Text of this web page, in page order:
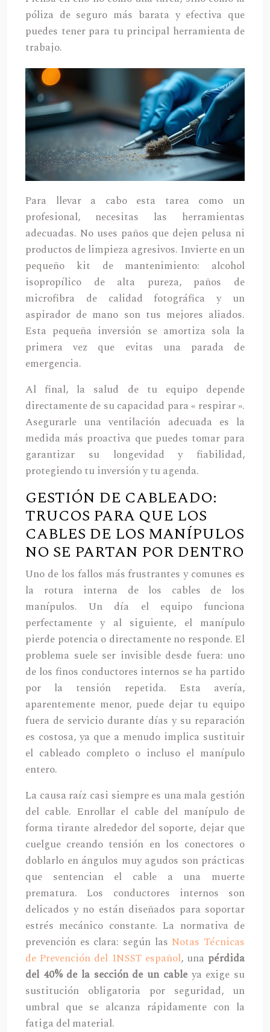
póliza de seguro más barata y efectiva que
puedes tener para tu principal herramienta de
trabajo.
Para llevar a cabo esta tarea como un
profesional, necesitas las herramientas
adecuadas. No uses paños que dejen pelusa ni
productos de limpieza agresivos. Invierte en un
pequeño kit de mantenimiento: alcohol
isopropílico de alta pureza, paños de
microfibra de calidad fotográfica y un
aspirador de mano son tus mejores aliados.
Esta pequeña inversión se amortiza sola la
primera vez que evitas una parada de
emergencia.
Al final, la salud de tu equipo depende
directamente de su capacidad para « respirar ».
Asegurarle una ventilación adecuada es la
medida más proactiva que puedes tomar para
garantizar su longevidad y fiabilidad,
protegiendo tu inversión y tu agenda.
GESTIÓN DE CABLEADO:
TRUCOS PARA QUE LOS
CABLES DE LOS MANÍPULOS
NO SE PARTAN POR DENTRO
Uno de los fallos más frustrantes y comunes es
la rotura interna de los cables de los
manípulos. Un día el equipo funciona
perfectamente y al siguiente, el manípulo
pierde potencia o directamente no responde. El
problema suele ser invisible desde fuera: uno
de los finos conductores internos se ha partido
por la tensión repetida. Esta avería,
aparentemente menor, puede dejar tu equipo
fuera de servicio durante días y su reparación
es costosa, ya que a menudo implica sustituir
el cableado completo o incluso el manípulo
entero.
La causa raíz casi siempre es una mala gestión
del cable. Enrollar el cable del manípulo de
forma tirante alrededor del soporte, dejar que
cuelgue creando tensión en los conectores o
doblarlo en ángulos muy agudos son prácticas
que sentencian el cable a una muerte
prematura. Los conductores internos son
delicados y no están diseñados para soportar
estrés mecánico constante. La normativa de
prevención es clara: según las Notas Técnicas
de Prevención del INSST español, una pérdida
del 40% de la sección de un cableya exige su
sustitución obligatoria por seguridad, un
umbral que se alcanza rápidamente con la
fatiga del material.